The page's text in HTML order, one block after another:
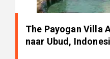
The Payogan Villa
naar Ubud,